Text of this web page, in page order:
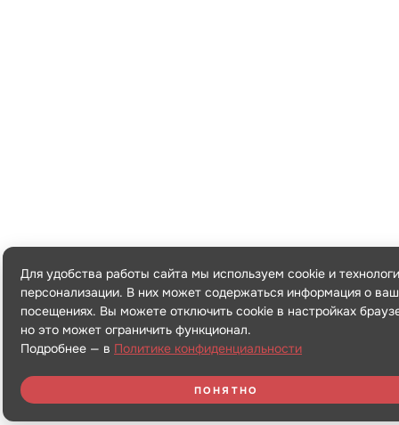
Для удобства работы сайта мы используем cookie и
персонализации. В них может содержаться информация о
посещениях. Вы можете отключить cookie в настройках
но это может ограничить функционал.
Подробнее — в Политике конфиденциальности
ПОНЯТНО